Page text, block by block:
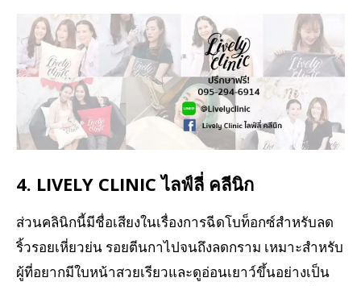
4. LIVELY CLINIC ไลฟ์ลี่ คลีนิก
ส่วนคลินิกนี้มีชื่อเสียงในเรื่องการฉีดโบท็อกซ์สำหรับลด
ริ้วรอยเหี่ยวย่น รอยตีนกาไปจนถึงลดกราม เหมาะสำหรับ
ผู้ที่อยากมีใบหน้าสวยเรียวและดูอ่อนเยาว์ขึ้นอย่างเป็น